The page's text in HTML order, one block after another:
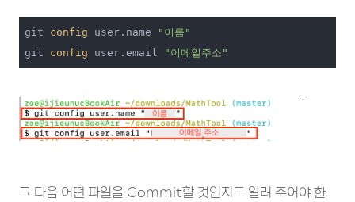
git config user.name
"이름"
git config user.email "이메일주소"
그 다음 어떤 파일을 Commit할 것인지도 알려 주어야 한